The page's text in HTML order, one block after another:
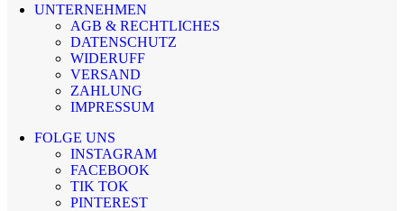
UNTERNEHMEN
AGB & RECHTLICHES
DATENSCHUTZ
WIDERUFF
VERSAND
ZAHLUNG
IMPRESSUM
FOLGE UNS
INSTAGRAM
FACEBOOK
TIK TOK
PINTEREST